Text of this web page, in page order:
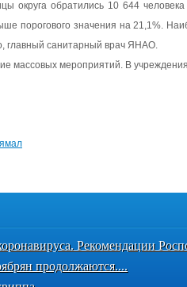
округа обратились 10 644
порогового значения на 21,1%.
главный санитарный врач ЯНАО.
массовых мероприятий. В
Рекомендации
продолжаются....